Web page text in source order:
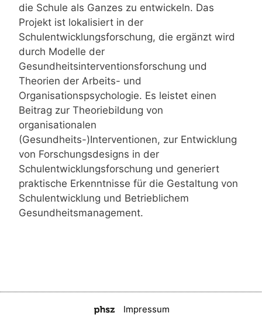
die Schule als Ganzes zu entwickeln. Das
Projekt ist lokalisiert in der
Schulentwicklungsforschung, die ergänzt wird
durch Modelle der
Gesundheitsinterventionsforschung und
Theorien der Arbeits- und
Organisationspsychologie. Es leistet einen
Beitrag zur Theoriebildung von
organisationalen
(Gesundheits-)Interventionen, zur Entwicklung
von Forschungsdesigns in der
Schulentwicklungsforschung und generiert
praktische Erkenntnisse für die Gestaltung von
Schulentwicklung und Betrieblichem
Gesundheitsmanagement.
Impressum